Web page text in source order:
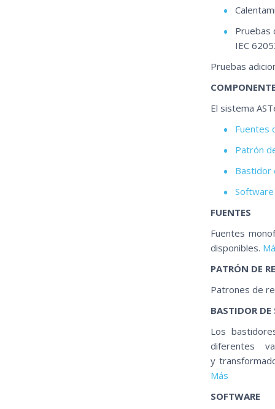
Pruebas
IEC
Pruebas
El sistema
Fuentes
Patrón
Bastidor
FUENTES
Fuentes
disponibles.
PATRÓN DE
Patrones de
BASTIDOR
Los
diferentes
y
Más
SOFTWARE